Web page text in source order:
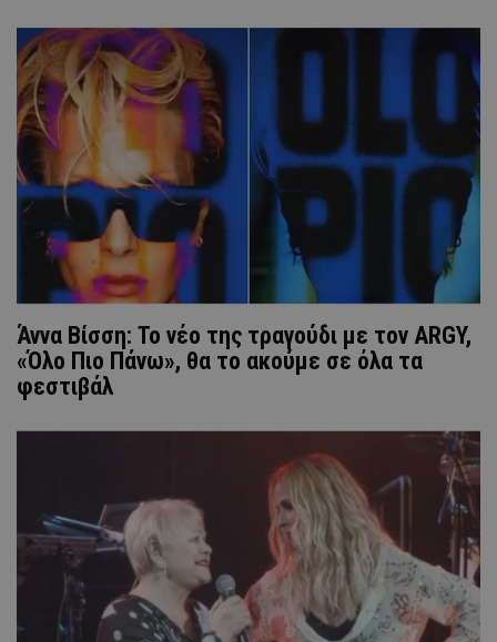
Άννα Βίσση: Το νέο της τραγούδι με τον ARGY,
«Όλο Πιο Πάνω», θα το ακούμε σε όλα τα
φεστιβάλ